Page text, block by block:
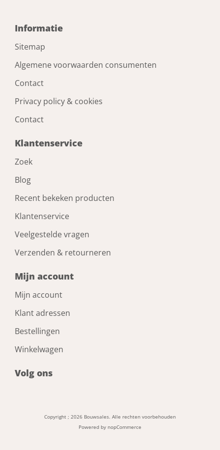
6350
Merk
kleur (basis)
F-1,naturel
Informatie
Sitemap
Algemene voorwaarden consumenten
Contact
Privacy policy & cookies
Contact
Klantenservice
Zoek
Blog
Recent bekeken producten
Klantenservice
Veelgestelde vragen
Verzenden & retourneren
Mijn account
Mijn account
Klant adressen
Bestellingen
Winkelwagen
Volg ons
Copyright ; 2026 Bouwsales. Alle rechten voorbehouden
Powered by nopCommerce